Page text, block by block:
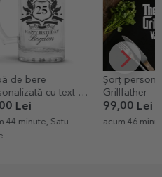
Șorț personalizat - The
Grillfather
99,00 Lei
acum 46 minute, Bucuresti
Pluș
poze și
99,00
acum 56